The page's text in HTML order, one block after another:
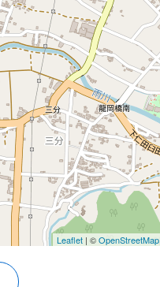
Leaflet | ©OpenStreetMap